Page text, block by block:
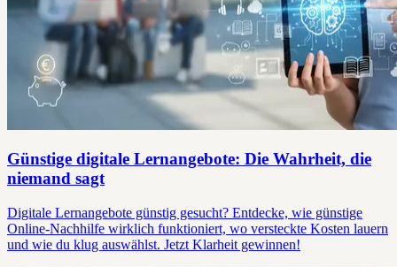
Günstige digitale Lernangebote: Die Wahrheit, die
niemand sagt
Digitale Lernangebote günstig gesucht? Entdecke, wie günstige
Online-Nachhilfe wirklich funktioniert, wo versteckte Kosten lauern
und wie du klug auswählst. Jetzt Klarheit gewinnen!